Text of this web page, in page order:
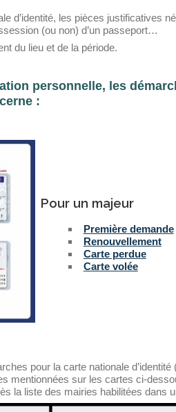
d’identité, les pièces justificatives
(ou non) d’un passeport…
du lieu et de la période.
personnelle, les
:
Pour un majeur
Première demande
Renouvellement
Carte perdue
Carte volée
pour la carte nationale
mentionnées sur les cartes ci-
la liste des mairies habilitées dans